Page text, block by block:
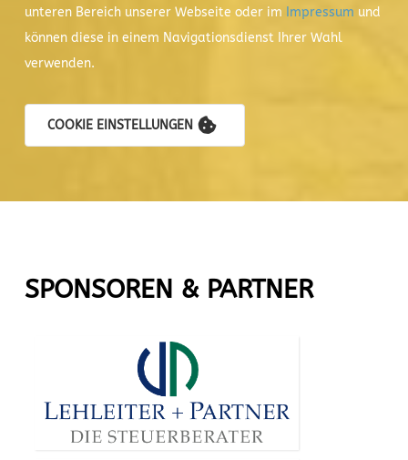
unteren Bereich unserer Webseite oder im Impressum und
können diese in einem Navigationsdienst Ihrer Wahl
verwenden.
COOKIE EINSTELLUNGEN
SPONSOREN & PARTNER